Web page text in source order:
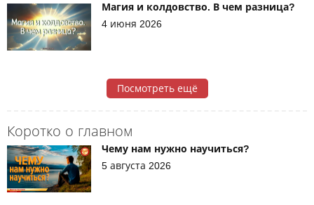
Коротко о главном
Чему нам нужно научиться?
5 августа 2026
Магия и колдовство. В чем разница?
4 июня 2026
Посмотреть ещё